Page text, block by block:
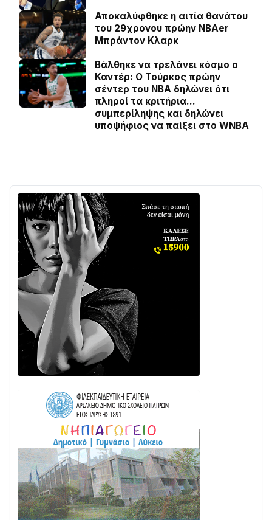
Αποκαλύφθηκε η αιτία θανάτου
του 29χρονου πρώην NBAer
Μπράντον Κλαρκ
Βάλθηκε να τρελάνει κόσμο ο
Καντέρ: Ο Τούρκος πρώην
σέντερ του NBA δηλώνει ότι
πληροί τα κριτήρια…
συμπερίληψης και δηλώνει
υποψήφιος να παίξει στο WNBA